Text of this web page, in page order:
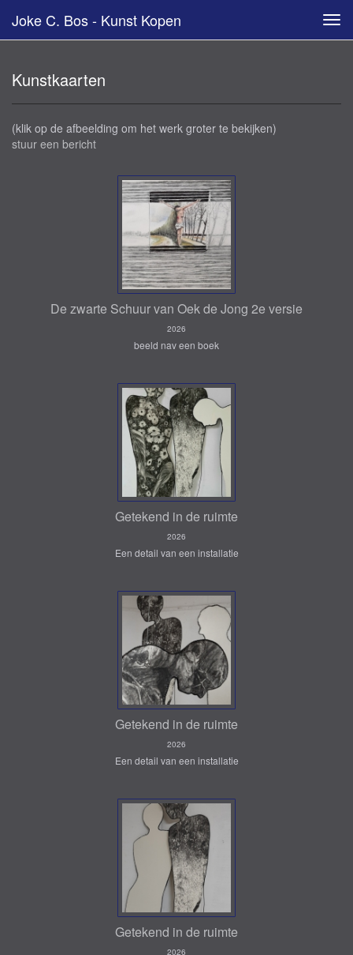
Joke C. Bos - Kunst Kopen
Kunstkaarten
(klik op de afbeelding om het werk groter te bekijken)
stuur een bericht
De zwarte Schuur van Oek de Jong 2e versie
2026
beeld nav een boek
Getekend in de ruimte
2026
Een detail van een installatie
Getekend in de ruimte
2026
Een detail van een installatie
Getekend in de ruimte
2026